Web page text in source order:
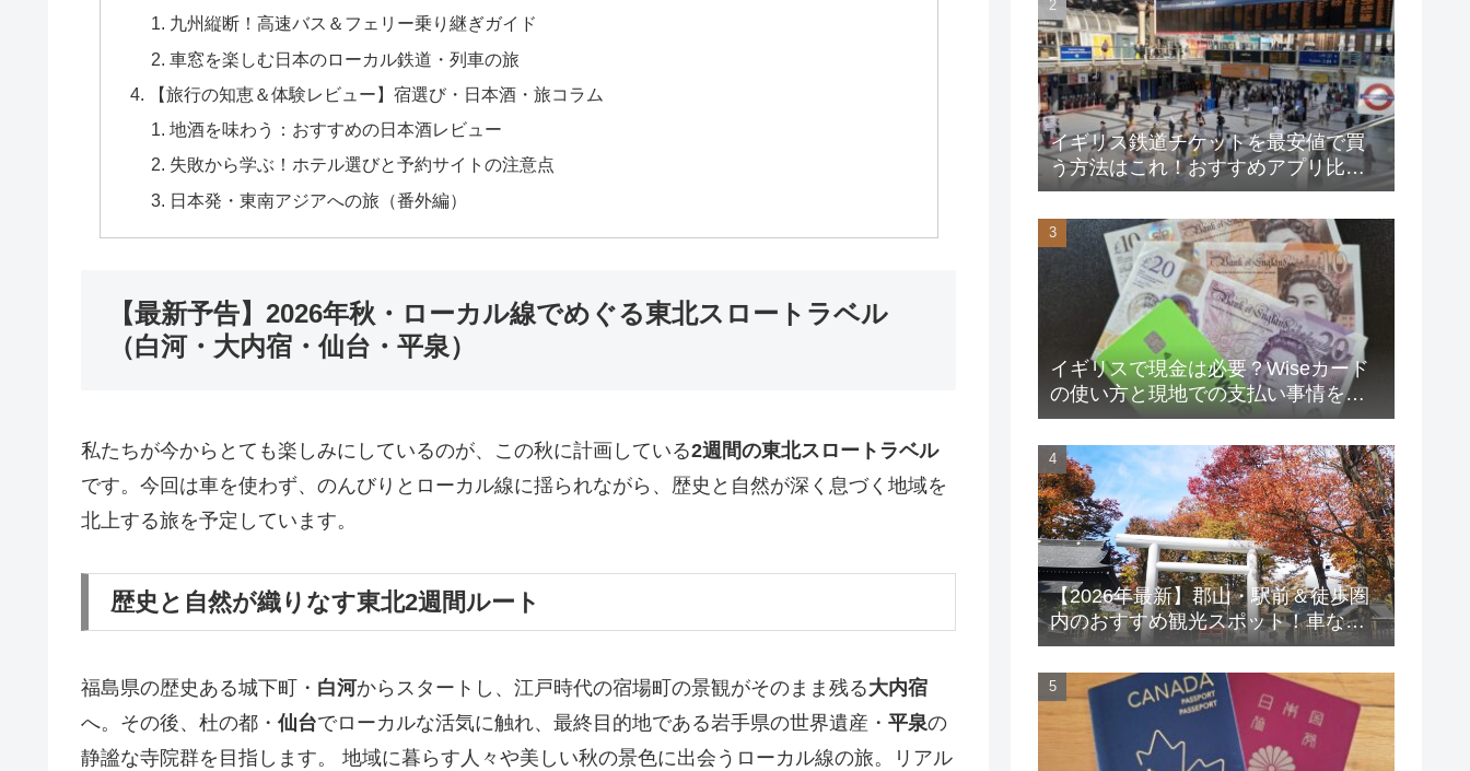
九州縦断！高速バス＆フェリー乗り継ぎガイド
車窓を楽しむ日本のローカル鉄道・列車の旅
【旅行の知恵＆体験レビュー】宿選び・日本酒・旅コラム
地酒を味わう：おすすめの日本酒レビュー
失敗から学ぶ！ホテル選びと予約サイトの注意点
日本発・東南アジアへの旅（番外編）
【最新予告】2026年秋・ローカル線でめぐる東北スロートラベル
（白河・大内宿・仙台・平泉）
私たちが今からとても楽しみにしているのが、この秋に計画している2週間の東北スロートラベル
です。今回は車を使わず、のんびりとローカル線に揺られながら、歴史と自然が深く息づく地域を
北上する旅を予定しています。
歴史と自然が織りなす東北2週間ルート
福島県の歴史ある城下町・ 白河からスタートし、江戸時代の宿場町の景観がそのまま残る大内宿
へ。その後、杜の都・ 仙台でローカルな活気に触れ、最終目的地である岩手県の世界遺産・ 平泉の
静謐な寺院群を目指します。 地域に暮らす人々や美しい秋の景色に出会うローカル線の旅。リアル
イギリス鉄道チケットを最安値で買
う方法はこれ！おすすめアプリ比較
と賢い使い分け術
イギリスで現金は必要？Wiseカード
の使い方と現地での支払い事情を徹
底解説
【2026年最新】郡山・駅前＆徒歩圏
内のおすすめ観光スポット！車なし
で巡る歴史・アート・グルメガイド